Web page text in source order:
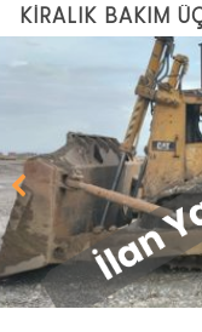
KİRALIK BAKIM